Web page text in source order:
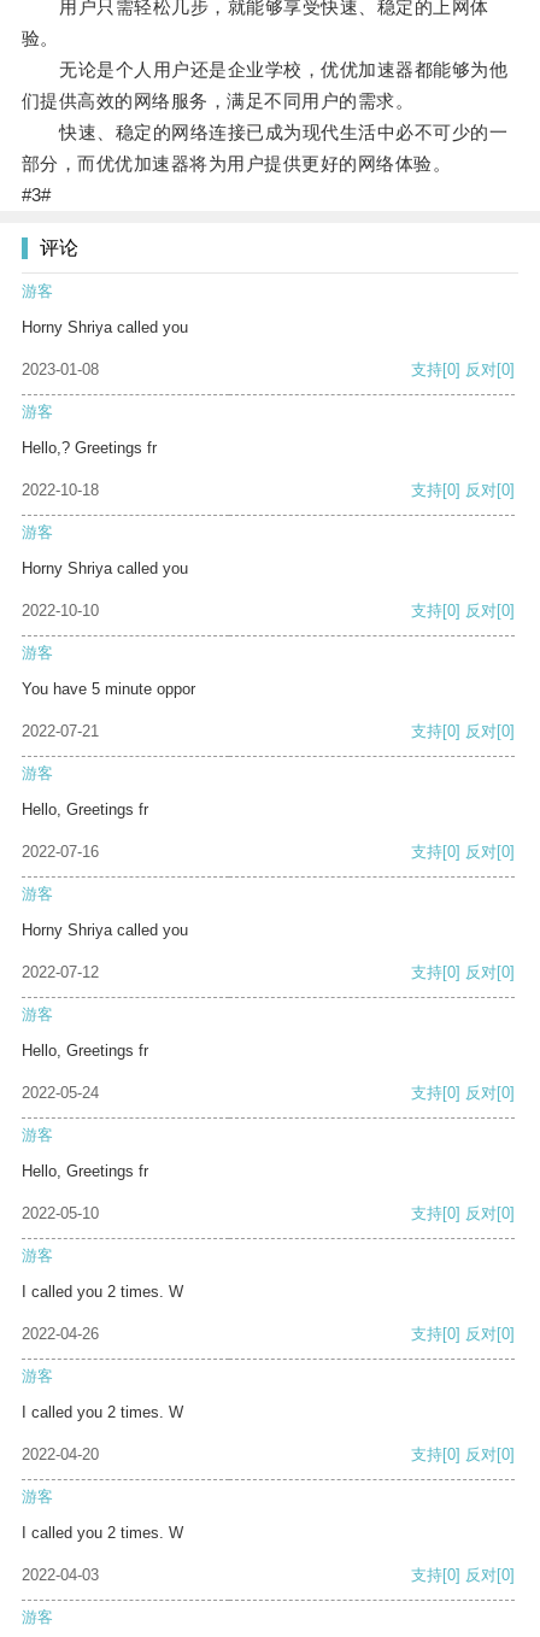
用户只需轻松几步，就能够享受快速、稳定的上网体
验。
无论是个人用户还是企业学校，优优加速器都能够为他
们提供高效的网络服务，满足不同用户的需求。
快速、稳定的网络连接已成为现代生活中必不可少的一
部分，而优优加速器将为用户提供更好的网络体验。
#3#
评论
游客
Horny Shriya called you
2023-01-08 支持[0] 反对[0]
游客
Hello,? Greetings fr
2022-10-18 支持[0] 反对[0]
游客
Horny Shriya called you
2022-10-10 支持[0] 反对[0]
游客
You have 5 minute oppor
2022-07-21 支持[0] 反对[0]
游客
Hello, Greetings fr
2022-07-16 支持[0] 反对[0]
游客
Horny Shriya called you
2022-07-12 支持[0] 反对[0]
游客
Hello, Greetings fr
2022-05-24 支持[0] 反对[0]
游客
Hello, Greetings fr
2022-05-10 支持[0] 反对[0]
游客
I called you 2 times. W
2022-04-26 支持[0] 反对[0]
游客
I called you 2 times. W
2022-04-20 支持[0] 反对[0]
游客
I called you 2 times. W
2022-04-03 支持[0] 反对[0]
游客